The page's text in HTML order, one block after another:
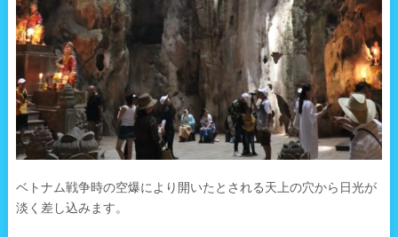
ベトナム戦争時の空爆により開いたとされる天上の穴から日光が
淡く差し込みます。